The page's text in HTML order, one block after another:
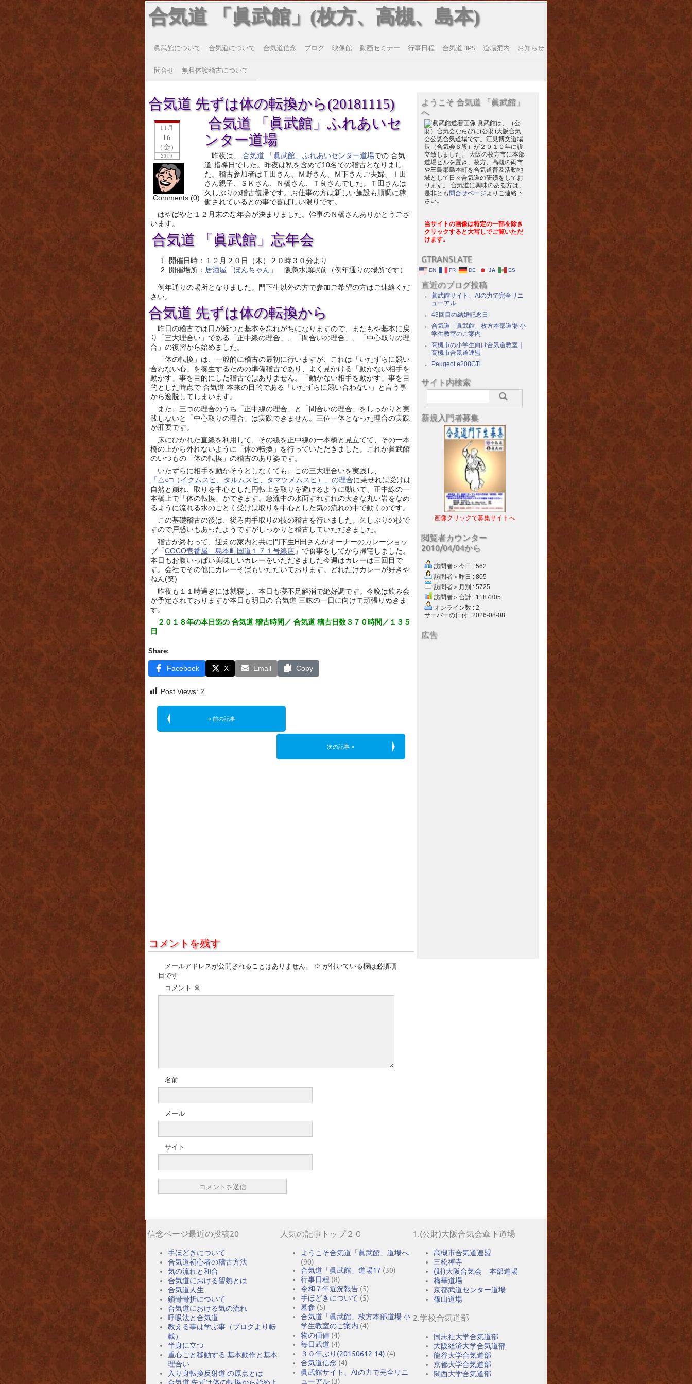
合気道 「眞武館」(枚方、高槻、島本)
眞武館について 合気道について 合気道信念 ブログ 映像館 動画セミナー 行事日程 合気道TIPS 道場案内 お知らせ
問合せ 無料体験稽古について
合気道 先ずは体の転換から(20181115)
11月
16
(金)
2018
Comments (0)
合気道 「眞武館」ふれあいセ
ンター道場
昨夜は、 合気道 「眞武館」ふれあいセンター道場での 合気
道 指導日でした。昨夜は私を含めて10名での稽古となりまし
た。稽古参加者はＴ田さん、Ｍ野さん、Ｍ下さんご夫婦、Ｉ田
さん親子、ＳＫさん、Ｎ橋さん、Ｔ良さんでした。Ｔ田さんは
久しぶりの稽古復帰です。お仕事の方は新しい施設も順調に稼
働されているとの事で喜ばしい限りです。
はやばやと１２月末の忘年会が決まりました。幹事のＮ橋さんありがとうござ
います。
合気道 「眞武館」忘年会
開催日時：１２月２０日（木）２０時３０分より
開催場所： 居酒屋「ぽんちゃん」 阪急水瀬駅前（例年通りの場所です）
例年通りの場所となりました。門下生以外の方で参加ご希望の方はご連絡くだ
さい。
合気道 先ずは体の転換から
昨日の稽古では日が経つと基本を忘れがちになりますので、またもや基本に戻
り「三大理合い」である「正中線の理合」、「間合いの理合」、「中心取りの理
合」の復習から始めました。
「体の転換」は、一般的に稽古の最初に行いますが、これは「いたずらに競い
合わない心」を養生するための準備稽古であり、よく見かける「動かない相手を
動かす」事を目的にした稽古ではありません。「動かない相手を動かす」事を目
的とした時点で 合気道 本来の目的である「いたずらに競い合わない」と言う事
から逸脱してしまいます。
また、三つの理合のうち「正中線の理合」と「間合いの理合」をしっかりと実
践しないと「中心取りの理合」は実践できません。三位一体となった理合の実践
が肝要です。
床にひかれた直線を利用して、その線を正中線の一本橋と見立てて、その一本
橋の上から外れないように「体の転換」を行っていただきました。これが眞武館
のいつもの「体の転換」の稽古のあり姿です。
いたずらに相手を動かそうとしなくても、この三大理合いを実践し、
「△○□（イクムスヒ、タルムスヒ、タマツメムスヒ）」の理合に乗せれば受けは
自然と崩れ、取りを中心とした円転上を取りを避けるように動いて、正中線の一
本橋上で「体の転換」ができます。急流中の水面すれすれの大きな丸い岩をなめ
るように流れる水のごとく受けは取りを中心とした気の流れの中で動くのです。
この基礎稽古の後は、後ろ両手取りの技の稽古を行いました。久しぶりの技で
すので戸惑いもあったようですがしっかりと稽古していただきました。
稽古が終わって、迎えの家内と共に門下生H田さんがオーナーのカレーショッ
プ「COCO壱番屋 島本町国道１７１号線店 」で食事をしてから帰宅しました。
本日もお腹いっぱい美味しいカレーをいただきました今週はカレーは三回目で
す。会社でその他にカレーそばもいただいております。どれだけカレーが好きや
ねん(笑)
昨夜も１１時過ぎには就寝し、本日も寝不足解消で絶好調です。今晩は飲み会
が予定されておりますが本日も明日の 合気道 三昧の一日に向けて頑張りぬきま
す。
２０１８年の本日迄の 合気道 稽古時間／ 合気道 稽古日数３７０時間／１３５
日
Share:
Facebook X Email Copy
Post Views: 2
« 前の記事
次の記事 »
コメントを残す
メールアドレスが公開されることはありません。 ※ が付いている欄は必須項
目です
コメント ※
名前
メール
サイト
ようこそ 合気道 「眞武館」
へ
眞武館は、（公
財）合気会ならびに(公財)大阪合気
会公認合気道場です。江見博文道場
長（合気会６段）が２０１０年に設
立致しました。 大阪の枚方市に本部
道場ビルを置き、枚方、高槻の両市
や三島郡島本町を合気道普及活動地
域として日々合気道の研鑽をしてお
ります。 合気道に興味のある方は、
是非とも 問合せページよりご連絡下
さい。
当サイトの画像は特定の一部を除き
クリックすると大写しでご覧いただ
けます。
GTRANSLATE
EN FR DE JA ES
直近のブログ投稿
眞武館サイト、AIの力で完全リニ
ューアル
43回目の結婚記念日
合気道「眞武館」枚方本部道場 小
学生教室のご案内
高槻市の小学生向け合気道教室｜
高槻市合気道連盟
Peugeot e208GTi
サイト内検索
新規入門者募集
画像クリックで募集サイトへ
閲覧者カウンター
2010/04/04から
訪問者＞今日 : 562
訪問者＞昨日 : 805
訪問者＞月別 : 5725
訪問者＞合計 : 1187305
オンライン数 : 2
サーバーの日付 : 2026-08-08
広告
信念ページ最近の投稿20
手ほどきについて
合気道初心者の稽古方法
気の流れと和合
合気道における習熟とは
合気道人生
鎖骨骨折について
合気道における気の流れ
呼吸法と合気道
教える事は学ぶ事（ブログより転
載）
半身に立つ
重心ごと移動する 基本動作と基本
理合い
入り身転換反射道 の原点とは
合気道 先ずは体の転換から始めよ
人気の記事トップ２０
ようこそ合気道「眞武館」道場へ
(90)
合気道「眞武館」道場17 (30)
行事日程 (8)
令和７年近況報告 (5)
手ほどきについて (5)
墓参 (5)
合気道「眞武館」枚方本部道場 小
学生教室のご案内 (4)
物の価値 (4)
毎日武道 (4)
３０年ぶり(20150612-14) (4)
合気道信念 (4)
眞武館サイト、AIの力で完全リニ
ューアル (3)
1.(公財)大阪合気会傘下道場
高槻市合気道連盟
三松禪寺
(財)大阪合気会 本部道場
梅華道場
京都武道センター道場
篠山道場
2.学校合気道部
同志社大学合気道部
大阪経済大学合気道部
龍谷大学合気道部
京都大学合気道部
関西大学合気道部